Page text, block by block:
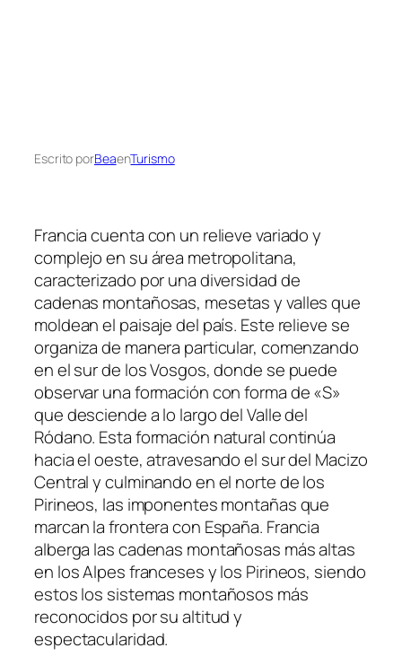
Escrito porBeaenTurismo
Francia cuenta con un relieve variado y
complejo en su área metropolitana,
caracterizado por una diversidad de
cadenas montañosas, mesetas y valles que
moldean el paisaje del país. Este relieve se
organiza de manera particular, comenzando
en el sur de los Vosgos, donde se puede
observar una formación con forma de «S»
que desciende a lo largo del Valle del
Ródano. Esta formación natural continúa
hacia el oeste, atravesando el sur del Macizo
Central y culminando en el norte de los
Pirineos, las imponentes montañas que
marcan la frontera con España. Francia
alberga las cadenas montañosas más altas
en los Alpes franceses y los Pirineos, siendo
estos los sistemas montañosos más
reconocidos por su altitud y
espectacularidad.